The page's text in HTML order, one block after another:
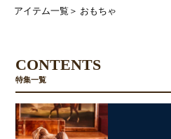
アイテム一覧 ＞ おもちゃ
CONTENTS
特集一覧